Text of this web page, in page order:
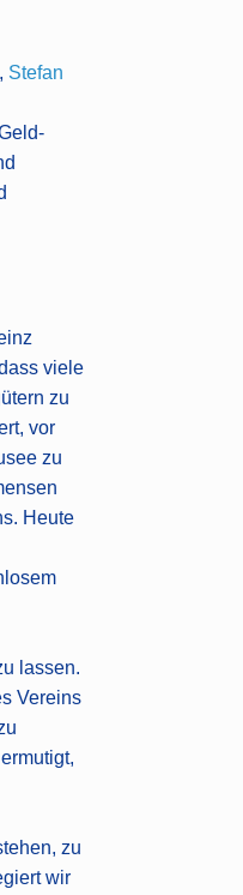
, Stefan
viele
zu
vor
zu
Heute
lassen.
Vereins
zu
wir